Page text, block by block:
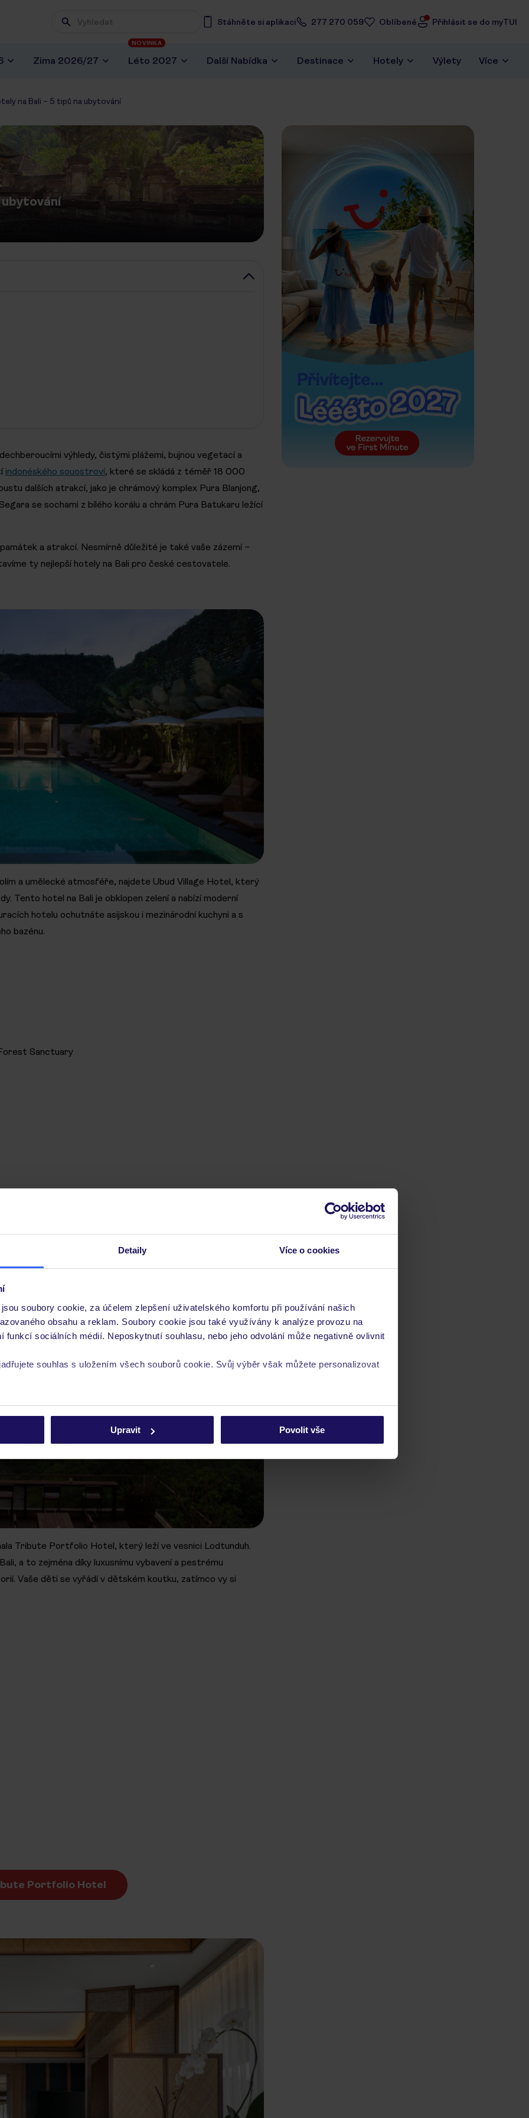
Detaily Více o cookies
soubory cookie, za účelem zlepšení uživatelského komfortu při používání našich
obsahu a reklam. Soubory cookie jsou také využívány k analýze provozu na
funkcí sociálních médií. Neposkytnutí souhlasu, nebo jeho odvolání může negativně ovlivnit
souhlas s uložením všech souborů cookie. Svůj výběr však můžete personalizovat
cookie naleznete vzásadách používání souborů cookieazásadách ochrany
Upravit Povolit vše
Stáhněte si aplikaci 277 270 059 Oblíbené Přihlásit se do myTUI
Zima 2026/27 Léto 2027
NOVINKA
Další Nabídka Destinace Hotely Výlety Více
na Bali – 5 tipů na ubytování
ubytování
výhledy, čistými plážemi, bujnou vegetací a
indonéského souostroví, které se skládá z téměř 18 000
dalších atrakcí, jako je chrámový komplex Pura Blanjong,
se sochami z bílého korálu a chrám Pura Batukaru ležící
a atrakcí. Nesmírně důležité je také vaše zázemí –
ty nejlepší hotely na Bali pro české cestovatele.
a umělecké atmosféře, najdete Ubud Village Hotel, který
Tento hotel na Bali je obklopen zelení a nabízí moderní
hotelu ochutnáte asijskou i mezinárodní kuchyni a s
bazénu.
Sanctuary
Tribute Portfolio Hotel, který leží ve vesnici Lodtunduh.
a to zejména díky luxusnímu vybavení a pestrému
Vaše děti se vyřádí v dětském koutku, zatímco vy si
Portfolio Hotel